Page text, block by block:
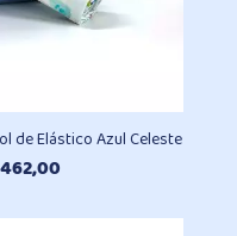
de Elástico Azul Celeste
462,00Faixa
preço: